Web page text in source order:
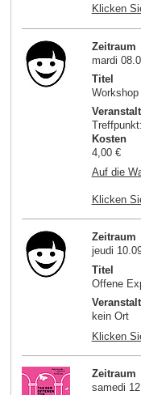
Klicken
Zeitraum
mardi
Titel
Kosten
4,00 €
Auf die
Klicken
Zeitraum
jeudi
Titel
Offene
kein Ort
Klicken
Zeitraum
samedi